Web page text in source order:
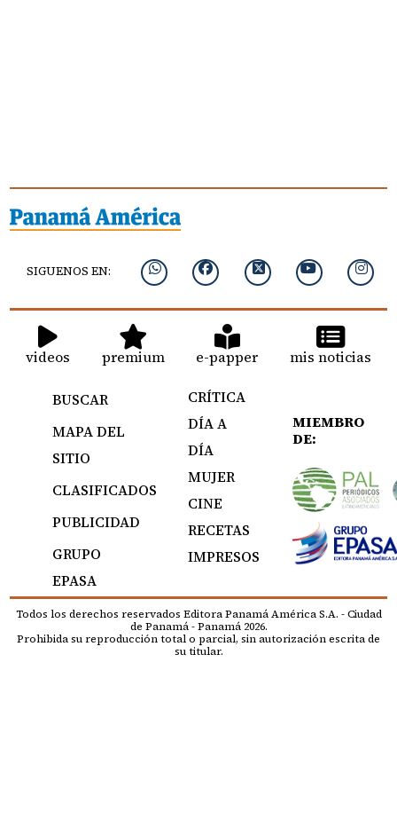
SIGUENOS EN:
videos premium e-papper mis noticias
BUSCAR
MAPA DEL
SITIO
CLASIFICADOS
PUBLICIDAD
GRUPO
EPASA
CRÍTICA
DÍA A
DÍA
MUJER
CINE
RECETAS
IMPRESOS
MIEMBRO
DE:
Todos los derechos reservados Editora Panamá América S.A. - Ciudad
de Panamá - Panamá 2026.
Prohibida su reproducción total o parcial, sin autorización escrita de
su titular.